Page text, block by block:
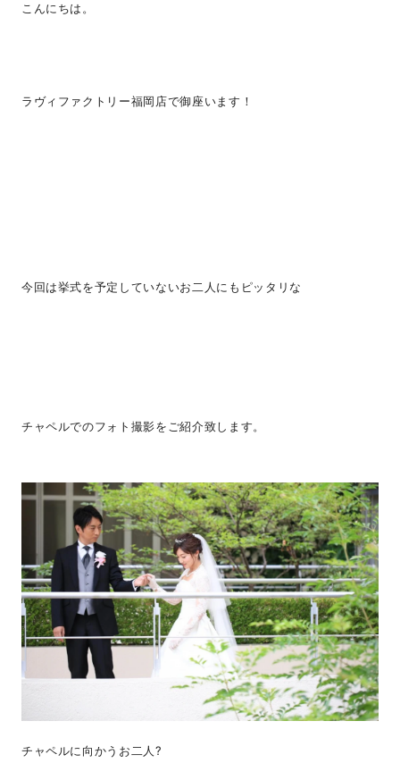
こんにちは。
ラヴィファクトリー福岡店で御座います！
今回は挙式を予定していないお二人にもピッタリな
チャペルでのフォト撮影をご紹介致します。
チャペルに向かうお二人?